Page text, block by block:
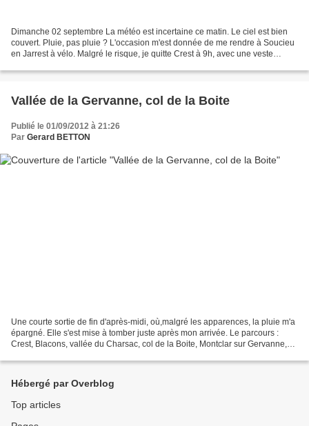
Dimanche 02 septembre La météo est incertaine ce matin. Le ciel est bien
couvert. Pluie, pas pluie ? L'occasion m'est donnée de me rendre à Soucieu
en Jarrest à vélo. Malgré le risque, je quitte Crest à 9h, avec une veste
Vallée de la Gervanne, col de la Boite
Publié le 01/09/2012 à 21:26
Par Gerard BETTON
Une courte sortie de fin d'après-midi, où,malgré les apparences, la pluie m'a
épargné. Elle s'est mise à tomber juste après mon arrivée. Le parcours :
Crest, Blacons, vallée du Charsac, col de la Boite, Montclar sur Gervanne,
Hébergé par Overblog
Top articles